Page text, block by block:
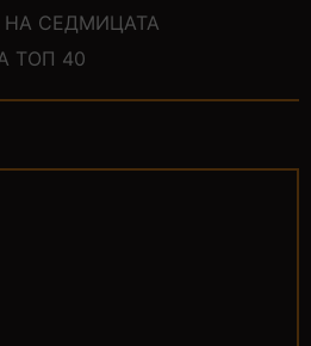
НА СЕДМИЦАТА
ТОП 40